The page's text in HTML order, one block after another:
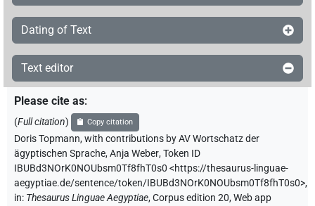
Dating of Text
Text editor
Please cite as:
(Full citation) Copy citation
Doris Topmann,with contributions byAV Wortschatz der
ägyptischen Sprache,Anja Weber,Token ID
IBUBd3NOrK0NOUbsm0Tf8fhT0s0 <https://thesaurus-linguae-
aegyptiae.de/sentence/token/IBUBd3NOrK0NOUbsm0Tf8fhT0s0>,
in: Thesaurus Linguae Aegyptiae,Corpus edition 20, Web app